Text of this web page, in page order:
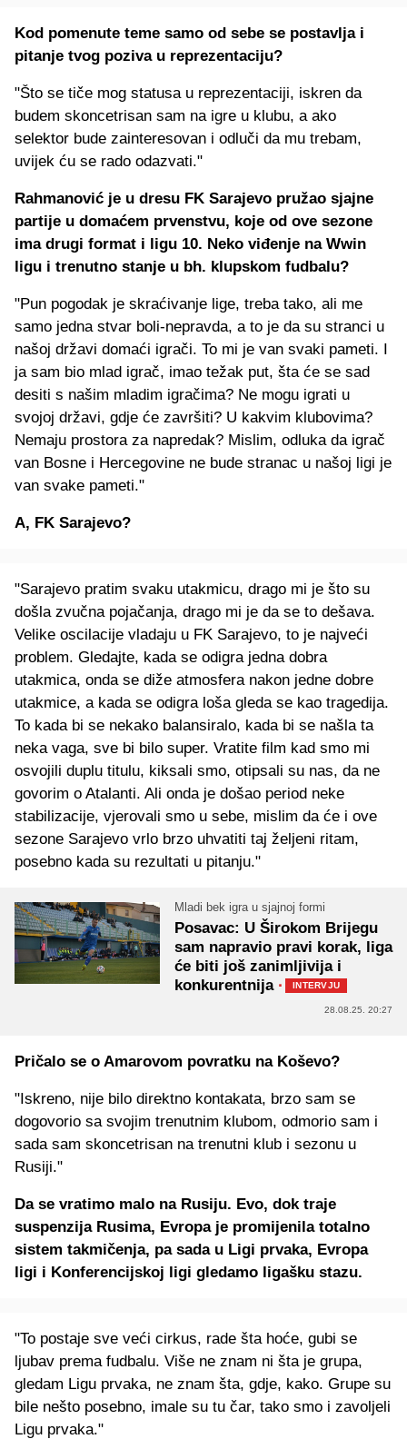
Kod pomenute teme samo od sebe se postavlja i
pitanje tvog poziva u reprezentaciju?
"Što se tiče mog statusa u reprezentaciji, iskren da
budem skoncetrisan sam na igre u klubu, a ako
selektor bude zainteresovan i odluči da mu trebam,
uvijek ću se rado odazvati."
Rahmanović je u dresu FK Sarajevo pružao sjajne
partije u domaćem prvenstvu, koje od ove sezone
ima drugi format i ligu 10. Neko viđenje na Wwin
ligu i trenutno stanje u bh. klupskom fudbalu?
"Pun pogodak je skraćivanje lige, treba tako, ali me
samo jedna stvar boli-nepravda, a to je da su stranci u
našoj državi domaći igrači. To mi je van svaki pameti. I
ja sam bio mlad igrač, imao težak put, šta će se sad
desiti s našim mladim igračima? Ne mogu igrati u
svojoj državi, gdje će završiti? U kakvim klubovima?
Nemaju prostora za napredak? Mislim, odluka da igrač
van Bosne i Hercegovine ne bude stranac u našoj ligi je
van svake pameti."
A, FK Sarajevo?
"Sarajevo pratim svaku utakmicu, drago mi je što su
došla zvučna pojačanja, drago mi je da se to dešava.
Velike oscilacije vladaju u FK Sarajevo, to je najveći
problem. Gledajte, kada se odigra jedna dobra
utakmica, onda se diže atmosfera nakon jedne dobre
utakmice, a kada se odigra loša gleda se kao tragedija.
To kada bi se nekako balansiralo, kada bi se našla ta
neka vaga, sve bi bilo super. Vratite film kad smo mi
osvojili duplu titulu, kiksali smo, otipsali su nas, da ne
govorim o Atalanti. Ali onda je došao period neke
stabilizacije, vjerovali smo u sebe, mislim da će i ove
sezone Sarajevo vrlo brzo uhvatiti taj željeni ritam,
posebno kada su rezultati u pitanju."
Mladi bek igra u sjajnoj formi
Posavac: U Širokom Brijegu
sam napravio pravi korak, liga
će biti još zanimljivija i
konkurentnija · INTERVJU
28.08.25. 20:27
Pričalo se o Amarovom povratku na Koševo?
"Iskreno, nije bilo direktno kontakata, brzo sam se
dogovorio sa svojim trenutnim klubom, odmorio sam i
sada sam skoncetrisan na trenutni klub i sezonu u
Rusiji."
Da se vratimo malo na Rusiju. Evo, dok traje
suspenzija Rusima, Evropa je promijenila totalno
sistem takmičenja, pa sada u Ligi prvaka, Evropa
ligi i Konferencijskoj ligi gledamo ligašku stazu.
"To postaje sve veći cirkus, rade šta hoće, gubi se
ljubav prema fudbalu. Više ne znam ni šta je grupa,
gledam Ligu prvaka, ne znam šta, gdje, kako. Grupe su
bile nešto posebno, imale su tu čar, tako smo i zavoljeli
Ligu prvaka."